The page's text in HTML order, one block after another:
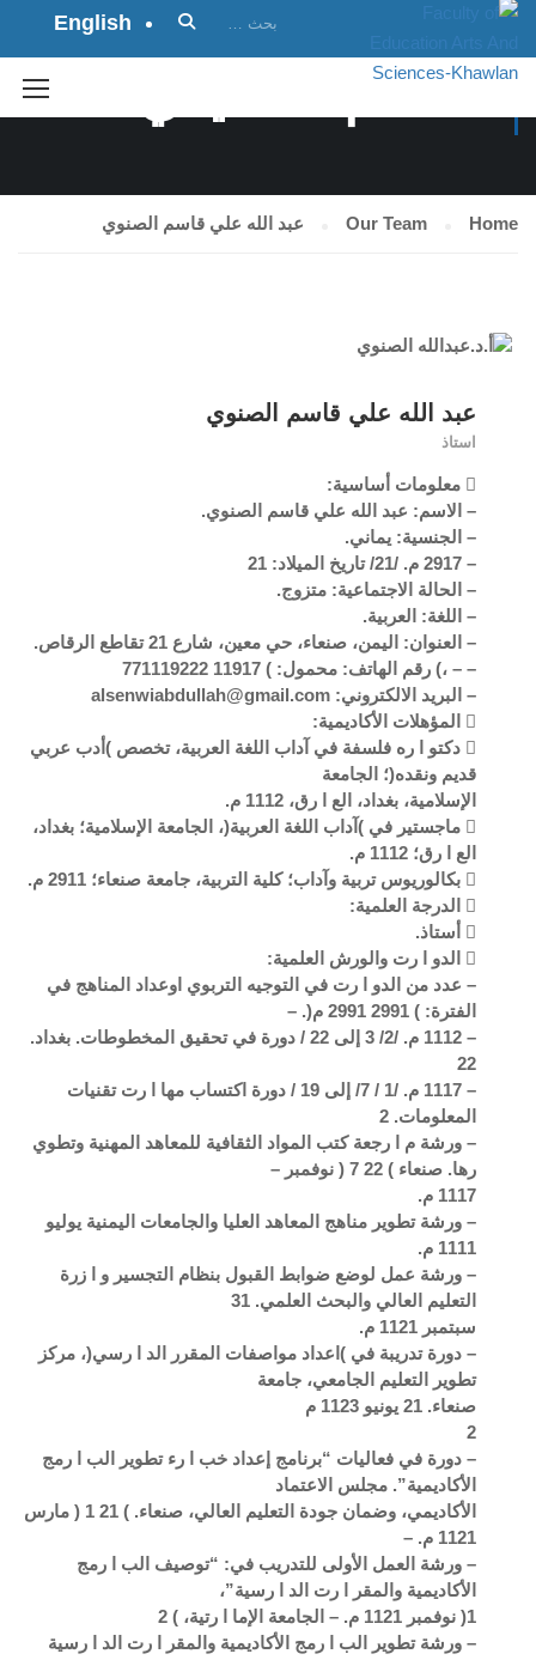
English
الطاقم الأكاديمي
Home
Our Team عبد الله علي قاسم الصنوي
عبد الله علي قاسم الصنوي
استاذ
 معلومات أساسية:
– الاسم: عبد الله علي قاسم الصنوي.
– الجنسية: يماني.
– 2917 م. /21/ تاريخ الميلاد: 21
– الحالة الاجتماعية: متزوج.
– اللغة: العربية.
– العنوان: اليمن، صنعاء، حي معين، شارع 21 تقاطع الرقاص.
– – ،) رقم الهاتف: محمول: ) 11917 771119222
– البريد الالكتروني: alsenwiabdullah@gmail.com
 المؤهلات الأكاديمية:
 دكتو ا ره فلسفة في آداب اللغة العربية، تخصص )أدب عربي
قديم ونقده(؛ الجامعة
الإسلامية، بغداد، الع ا رق، 1112 م.
 ماجستير في )آداب اللغة العربية(، الجامعة الإسلامية؛ بغداد،
الع ا رق؛ 1112 م.
 بكالوريوس تربية وآداب؛ كلية التربية، جامعة صنعاء؛ 2911 م.
 الدرجة العلمية:
 أستاذ.
 الدو ا رت والورش العلمية:
– عدد من الدو ا رت في التوجيه التربوي اوعداد المناهج في
الفترة: ) 2991 2991 م(. –
– 1112 م. /2/ 3 إلى 22 / دورة في تحقيق المخطوطات. بغداد.
22
– 1117 م. /1 / 7/ إلى 19 / دورة اكتساب مها ا رت تقنيات
المعلومات. 2
– ورشة م ا رجعة كتب المواد الثقافية للمعاهد المهنية وتطوي
رها. صنعاء ) 22 7 ( نوفمبر –
1117 م.
– ورشة تطوير مناهج المعاهد العليا والجامعات اليمنية يوليو
1111 م.
– ورشة عمل لوضع ضوابط القبول بنظام التجسير و ا زرة
التعليم العالي والبحث العلمي. 31
سبتمبر 1121 م.
– دورة تدريبة في )اعداد مواصفات المقرر الد ا رسي(، مركز
تطوير التعليم الجامعي، جامعة
صنعاء. 21 يونيو 1123 م
2
– دورة في فعاليات “برنامج إعداد خب ا رء تطوير الب ا رمج
الأكاديمية”. مجلس الاعتماد
الأكاديمي، وضمان جودة التعليم العالي، صنعاء. ) 21 1 ( مارس
1121 م. –
– ورشة العمل الأولى للتدريب في: “توصيف الب ا رمج
الأكاديمية والمقر ا رت الد ا رسية”،
1( نوفمبر 1121 م. – الجامعة الإما ا رتية، ) 2
– ورشة تطوير الب ا رمج الأكاديمية والمقر ا رت الد ا رسية